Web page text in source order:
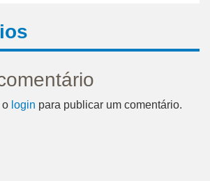
o login para publicar um comentário.